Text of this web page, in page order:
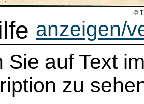
anzeigen/
Sie auf Text
zu